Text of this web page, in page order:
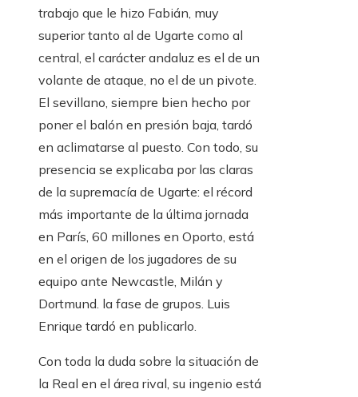
trabajo que le hizo Fabián, muy
superior tanto al de Ugarte como al
central, el carácter andaluz es el de un
volante de ataque, no el de un pivote.
El sevillano, siempre bien hecho por
poner el balón en presión baja, tardó
en aclimatarse al puesto. Con todo, su
presencia se explicaba por las claras
de la supremacía de Ugarte: el récord
más importante de la última jornada
en París, 60 millones en Oporto, está
en el origen de los jugadores de su
equipo ante Newcastle, Milán y
Dortmund. la fase de grupos. Luis
Enrique tardó en publicarlo.
Con toda la duda sobre la situación de
la Real en el área rival, su ingenio está